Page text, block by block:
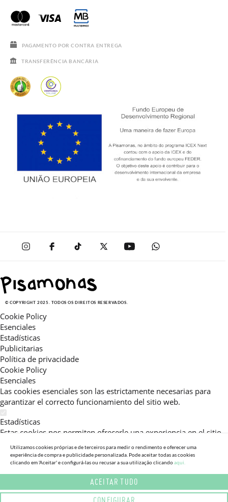
SALDOS
PERGUNTAS FREQUENTES
PAGAMENTO POR CONTRA ENTREGA
TRANSFERÊNCIA BANCÁRIA
© COPYRIGHT 2025. TODOS OS DIREITOS RESERVADOS.
Cookie Policy
Esenciales
Estadísticas
Publicitarias
Política de privacidade
Cookie Policy
Esenciales
Las cookies esenciales son las estrictamente necesarias para
garantizar el correcto funcionamiento del sitio web.
Estadísticas
Estas cookies nos permiten ofrecerle una experiencia en el sitio
adaptada a su navegación (recomendaciones de producto
personalizadas, énfasis en categorías frecuentemente
consultadas, etc).Al activar esta cookie, nos ayuda a mejorar aún
más su experiencia.
Publicitarias
Utilizamos cookies próprias e de terceiros para medir o rendimento e oferecer uma
experiência de compra e publicidade personalizada. Pode aceitar todas as cookies
clicando em 'Aceitar' e configurá-las ou recusar a sua utilização clicandoaqui.
ACEITAR TUDO
CONFIGURAR